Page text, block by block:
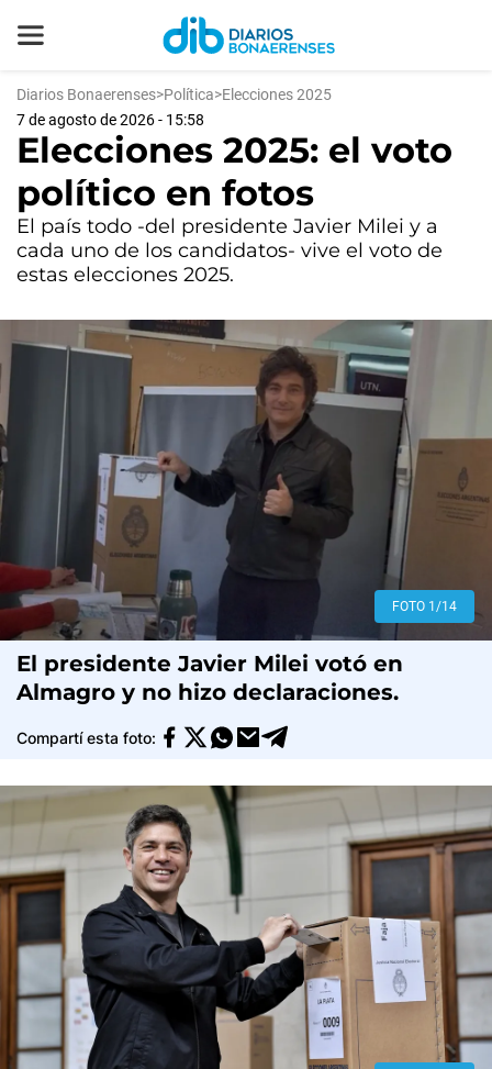
Diarios Bonaerenses>Política>Elecciones 2025
7 de agosto de 2026 - 15:58
Elecciones 2025: el voto
político en fotos
El país todo -del presidente Javier Milei y a
cada uno de los candidatos- vive el voto de
estas elecciones 2025.
FOTO 1/14
El presidente Javier Milei votó en
Almagro y no hizo declaraciones.
Compartí esta foto: